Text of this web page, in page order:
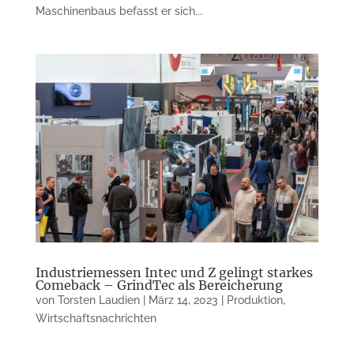
Maschinenbaus befasst er sich...
Industriemessen Intec und Z gelingt starkes
Comeback – GrindTec als Bereicherung
von Torsten Laudien| März 14, 2023 Produktion,
Wirtschaftsnachrichten